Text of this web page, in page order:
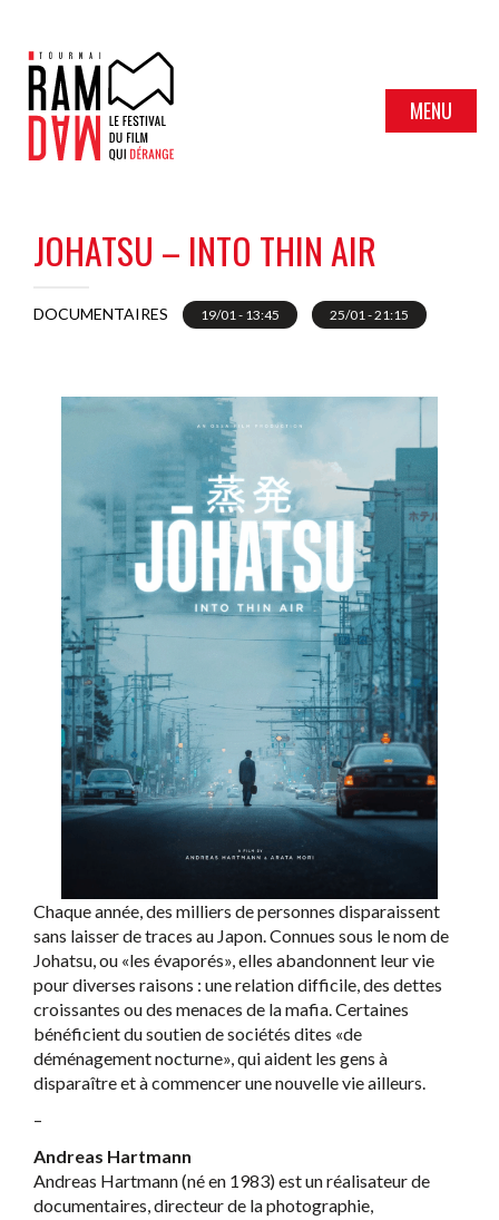
MENU
JOHATSU – INTO THIN AIR
DOCUMENTAIRES 19/01 - 13:45 25/01 - 21:15
Chaque année, des milliers de personnes disparaissent
sans laisser de traces au Japon. Connues sous le nom de
Johatsu, ou «les évaporés», elles abandonnent leur vie
pour diverses raisons : une relation difficile, des dettes
croissantes ou des menaces de la mafia. Certaines
bénéficient du soutien de sociétés dites «de
déménagement nocturne», qui aident les gens à
disparaître et à commencer une nouvelle vie ailleurs.
–
Andreas Hartmann
Andreas Hartmann (né en 1983) est un réalisateur de
documentaires, directeur de la photographie,